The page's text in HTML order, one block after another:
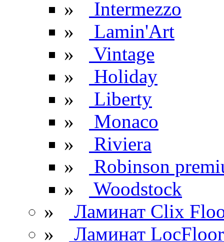
»
Intermezzo
»
Lamin'Art
»
Vintage
»
Holiday
»
Liberty
»
Monaco
»
Riviera
»
Robinson
»
Woodstock
»
Ламинат Clix
»
Ламинат LocFloor